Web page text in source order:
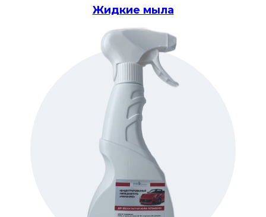
Жидкие мыла